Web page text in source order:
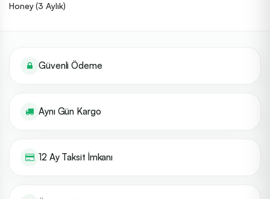
Honey (3 Aylık)
Güvenli Ödeme
Aynı Gün Kargo
12 Ay Taksit İmkanı